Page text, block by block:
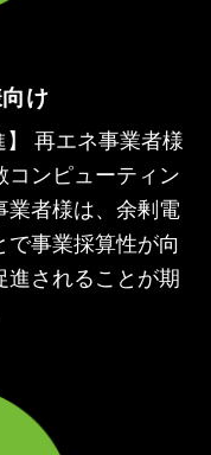
け
】 再エネ事業者様
コンピューティン
業者様は、余剰電
事業採算性が向
進されることが期